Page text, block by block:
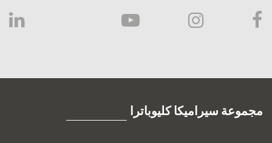
مجموعة سيراميكا كليوباترا